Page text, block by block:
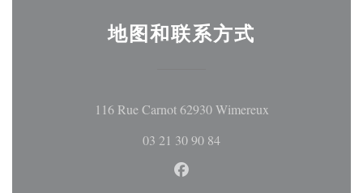
地图和联系方式
116 Rue Carnot 62930 Wimereux((在新窗口中打
03 21 30 90 84
Facebook ((在新窗口中打开))